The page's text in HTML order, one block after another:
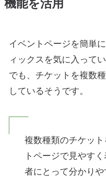
機能を活用
イベントページを簡単
ィックスを気に入って
でも、チケットを複数
しているそうです。
複数種類のチケッ
トページで見やす
者にとって分かり